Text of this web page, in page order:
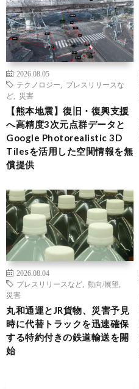
2026.08.05
テクノロジー
プレスリリースな
ど
災害
【熊本地震】復旧・復興支援
へ高精度3次元点群データと
Google Photorealistic 3D
Tilesを活用した空間情報を無
償提供
2026.08.04
プレスリリースなど
動向/展望
災害
丸和通運とJR貨物、災害予見
時に代替トラックを迅速確保
する特約付きの鉄道輸送を開
始